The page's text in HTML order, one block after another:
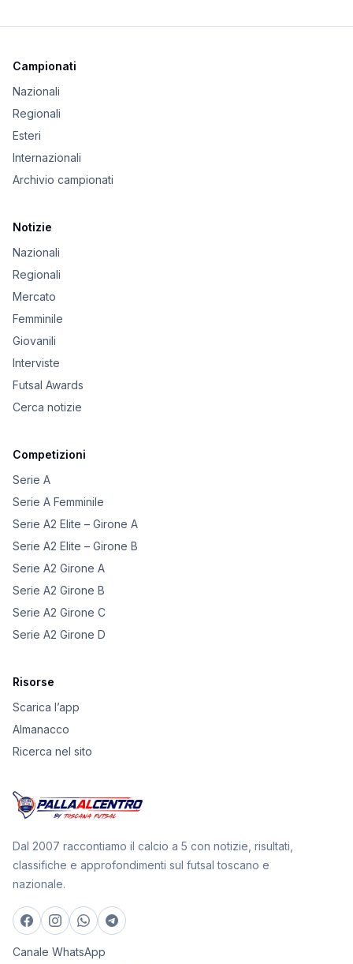
Campionati
Nazionali
Regionali
Esteri
Internazionali
Archivio campionati
Notizie
Nazionali
Regionali
Mercato
Femminile
Giovanili
Interviste
Futsal Awards
Cerca notizie
Competizioni
Serie A
Serie A Femminile
Serie A2 Elite – Girone A
Serie A2 Elite – Girone B
Serie A2 Girone A
Serie A2 Girone B
Serie A2 Girone C
Serie A2 Girone D
Risorse
Scarica l’app
Almanacco
Ricerca nel sito
Dal 2007 raccontiamo il calcio a 5 con notizie, risultati,
classifiche e approfondimenti sul futsal toscano e
nazionale.
Canale WhatsApp